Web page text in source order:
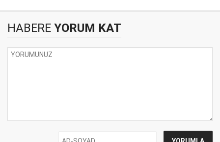
HABERE YORUM KAT